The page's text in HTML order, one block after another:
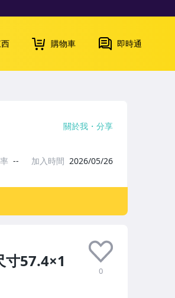
購物車 即時通
寸57.4×1
0
關於我 分享
-- 加入時間 2026/05/26